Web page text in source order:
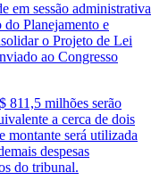
em sessão administrativa
Planejamento e
o Projeto de Lei
ao Congresso
811,5 milhões serão
a cerca de dois
montante será utilizada
despesas
do tribunal.